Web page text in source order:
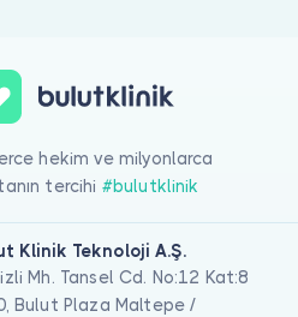
hekim ve milyonlarca
tercihi #bulutklinik
Klinik Teknoloji A.Ş.
Mh. Tansel Cd. No:12 Kat:8
Bulut Plaza Maltepe /